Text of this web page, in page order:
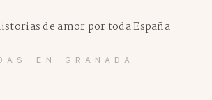
EN GRANADA
de amor por toda España